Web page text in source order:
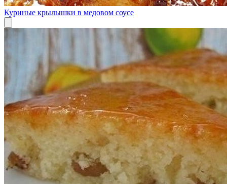
Куриные крылышки в медовом соусе